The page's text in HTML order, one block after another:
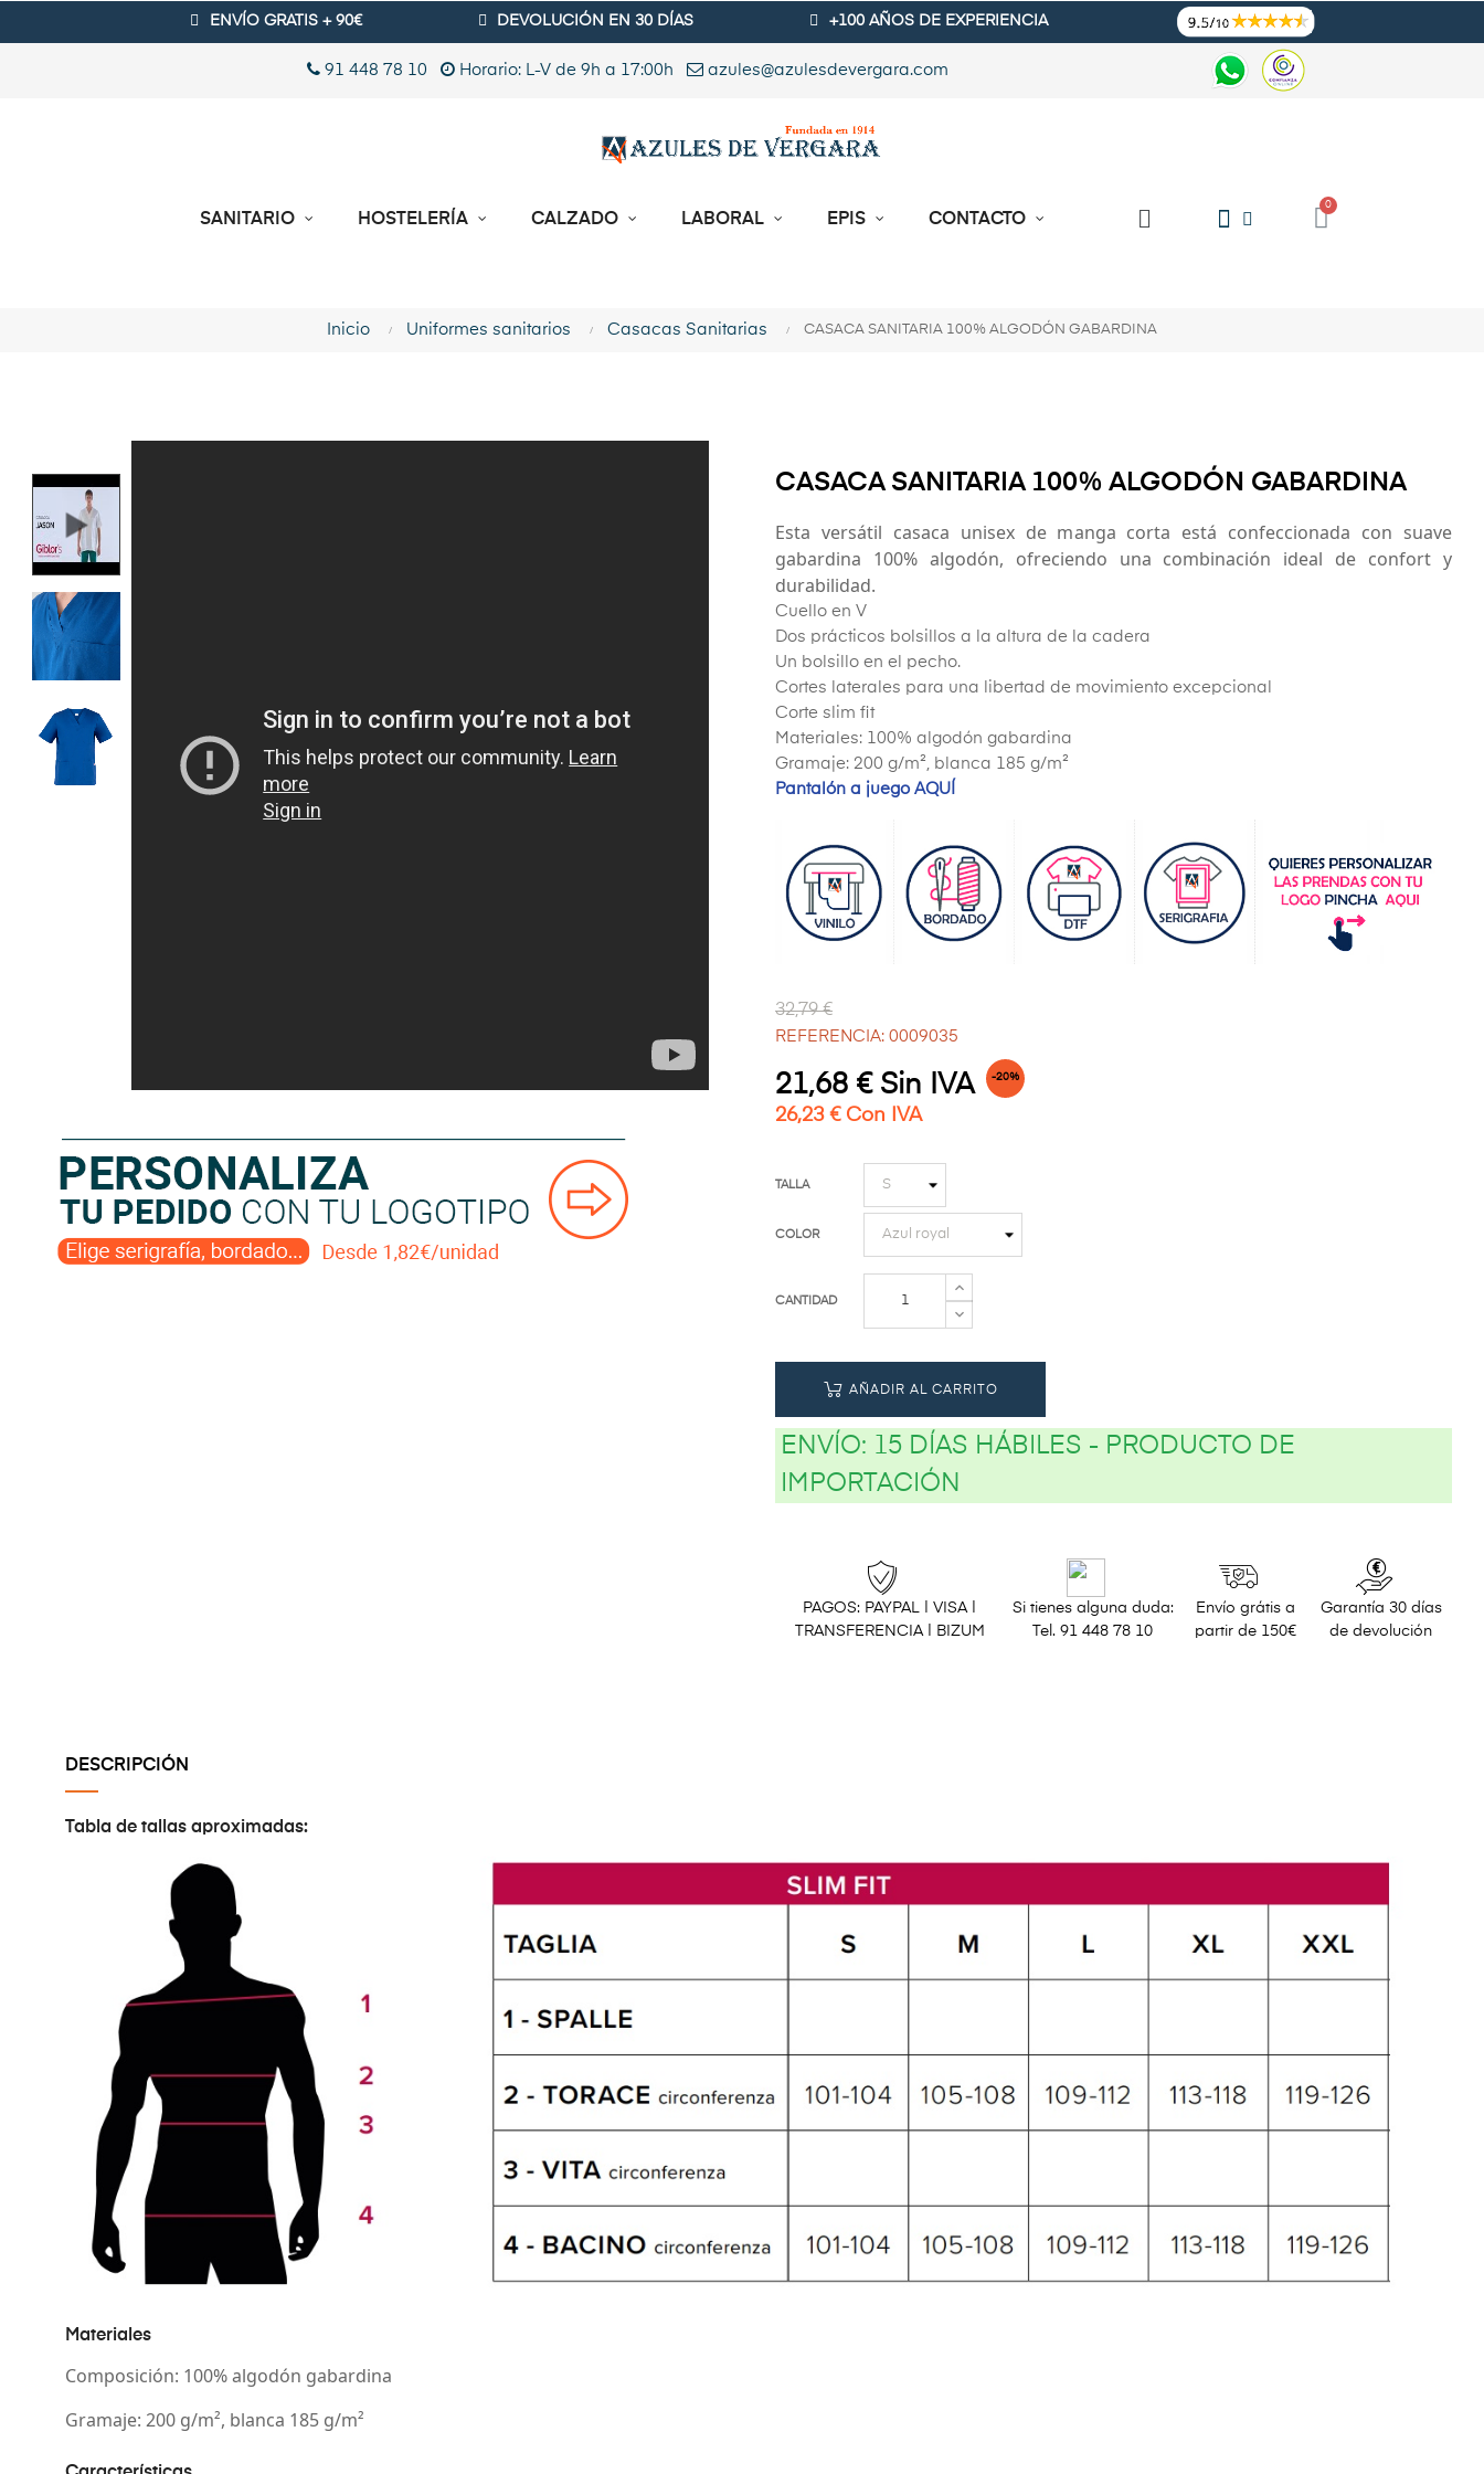
ENVÍO GRATIS + 90€ DEVOLUCIÓN EN 30 DÍAS +100 AÑOS DE EXPERIENCIA
91 448 78 10 Horario: L-V de 9h a 17:00h azules@azulesdevergara.com
SANITARIO HOSTELERÍA CALZADO LABORAL EPIS CONTACTO
Inicio Uniformes sanitarios Casacas Sanitarias CASACA SANITARIA 100% ALGODÓN GABARDINA
CASACA SANITARIA 100% ALGODÓN GABARDINA
Esta versátil casaca unisex de manga corta está confeccionada con suave
gabardina 100% algodón, ofreciendo una combinación ideal de confort y
durabilidad.
Cuello en V
Dos prácticos bolsillos a la altura de la cadera
Un bolsillo en el pecho.
Cortes laterales para una libertad de movimiento excepcional
Corte slim fit
Materiales: 100% algodón gabardina
Gramaje: 200 g/m², blanca 185 g/m²
Pantalón a juego AQUÍ
32,79 €
REFERENCIA: 0009035
21,68 € Sin IVA -20%
26,23 € Con IVA
TALLA
COLOR
CANTIDAD
AÑADIR AL CARRITO
ENVÍO: 15 DÍAS HÁBILES - PRODUCTO DE
IMPORTACIÓN
PAGOS: PAYPAL | VISA |
TRANSFERENCIA | BIZUM
Si tienes alguna duda:
Tel. 91 448 78 10
Envío grátis a
partir de 150€
Garantía 30 días
de devolución
DESCRIPCIÓN
Tabla de tallas aproximadas:
Materiales
Composición: 100% algodón gabardina
Gramaje: 200 g/m², blanca 185 g/m²